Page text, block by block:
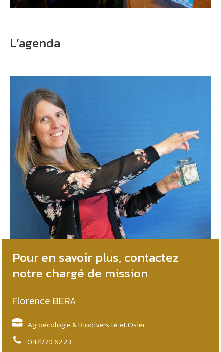
L’agenda
Pour en savoir plus, contactez
notre chargé de mission
Florence BERA
Agroécologie & Biodiversité et Osier
0471/79.62.23